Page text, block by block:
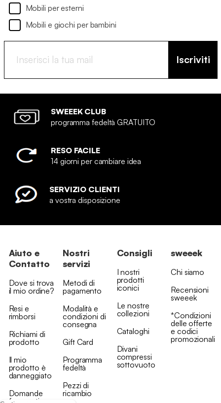
Mobili per esterni
Mobili e giochi per bambini
Iscriviti
SWEEEK CLUB
programma fedeltà GRATUITO
RESO FACILE
14 giorni per cambiare idea
SERVIZIO CLIENTI
a vostra disposizione
Aiuto e
Contatto
Dove si trova
il mio ordine?
Resi e
rimborsi
Richiami di
prodotto
Il mio
prodotto è
danneggiato
Domande
frequenti
Nostri
servizi
Metodi di
pagamento
Modalità e
condizioni di
consegna
Gift Card
Programma
fedeltà
Pezzi di
ricambio
Consigli
I nostri
prodotti
iconici
Le nostre
collezioni
Cataloghi
Divani
compressi
sottovuoto
sweeek
Chi siamo
Recensioni
sweeek
*Condizioni
delle offerte
e codici
promozionali